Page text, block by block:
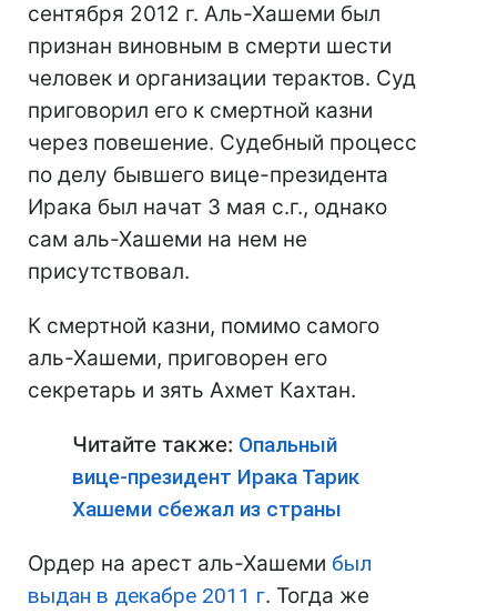
сентября 2012 г. Аль-Хашеми был
признан виновным в смерти шести
человек и организации терактов. Суд
приговорил его к смертной казни
через повешение. Судебный процесс
по делу бывшего вице-президента
Ирака был начат 3 мая с.г., однако
сам аль-Хашеми на нем не
присутствовал.
К смертной казни, помимо самого
аль-Хашеми, приговорен его
секретарь и зять Ахмет Кахтан.
Читайте также: Опальный
вице-президент Ирака Тарик
Хашеми сбежал из страны
Ордер на арест аль-Хашеми был
выдан в декабре 2011 г. Тогда же